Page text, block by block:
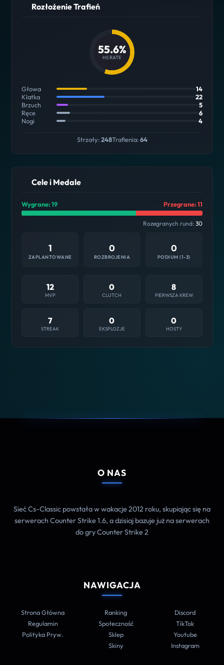
Rozłożenie Trafień
55.6%
HS RATE
Głowa
14
Klatka
22
Brzuch
5
Ręce
6
Nogi
4
Strzały:248Trafienia:64
Cele i Medale
Wygrane: 19 Przegrane: 11
Rozegranych rund: 30
1
ZAPLANTOWANE
0
ROZBROJENIA
0
PODIUM (1-3)
12
MVP
0
CLUTCH
8
PIERWSZA KREW
7
STREAK
0
EKSPLOZJE
0
HOSTY
O NAS
Sieć Cs-Classic powstała w wakacje 2012 roku, skupiając się na
serwerach Counter Strike 1.6, a dzisiaj bazuje już na serwerach
do gry Counter Strike 2
NAWIGACJA
Strona Główna
Regulamin
Polityka Pryw.
Ranking
Społeczność
Sklep
Skiny
Discord
TikTok
Youtube
Instagram